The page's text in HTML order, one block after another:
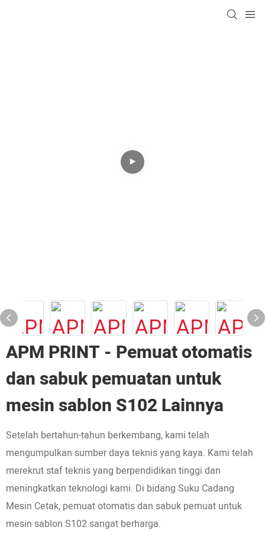
APM PRINT - Pemuat otomatis
dan sabuk pemuatan untuk
mesin sablon S102 Lainnya
Setelah bertahun-tahun berkembang, kami telah
mengumpulkan sumber daya teknis yang kaya. Kami telah
merekrut staf teknis yang berpendidikan tinggi dan
meningkatkan teknologi kami. Di bidang Suku Cadang
Mesin Cetak, pemuat otomatis dan sabuk pemuat untuk
mesin sablon S102 sangat berharga.